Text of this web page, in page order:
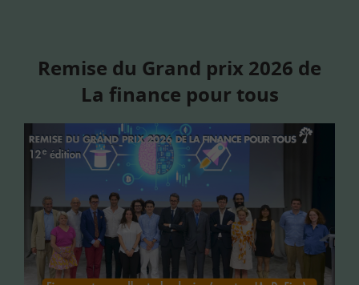
Remise du Grand prix 2026 de
La finance pour tous